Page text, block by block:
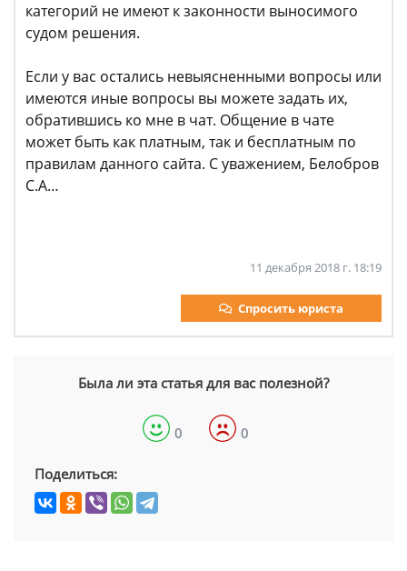
категорий не имеют к законности выносимого
судом решения.
Если у вас остались невыясненными вопросы или
имеются иные вопросы вы можете задать их,
обратившись ко мне в чат. Общение в чате
может быть как платным, так и бесплатным по
правилам данного сайта. С уважением, Белобров
С.А…
11 декабря 2018 г. 18:19
Спросить юриста
Была ли эта статья для вас полезной?
0 0
Поделиться: